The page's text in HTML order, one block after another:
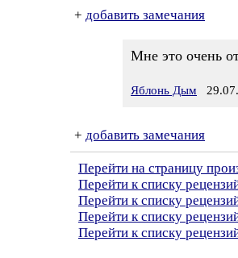
+ добавить замечания
Мне это очень
Яблонь Дым
+ добавить замечания
Перейти на страницу
Перейти к списку
Перейти к списку
Перейти к списку
Перейти к списку